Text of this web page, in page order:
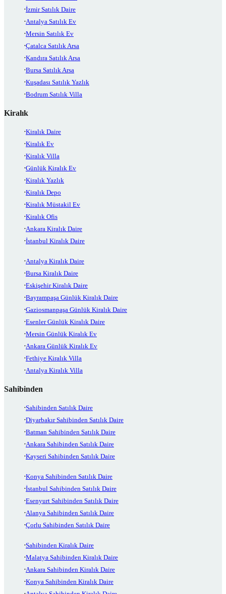
İzmir Satılık Daire
Antalya Satılık Ev
Mersin Satılık Ev
Çatalca Satılık Arsa
Kandıra Satılık Arsa
Bursa Satılık Arsa
Kuşadası Satılık Yazlık
Bodrum Satılık Villa
Kiralık
Kiralık Daire
Kiralık Ev
Kiralık Villa
Günlük Kiralık Ev
Kiralık Yazlık
Kiralık Depo
Kiralık Müstakil Ev
Kiralık Ofis
Ankara Kiralık Daire
İstanbul Kiralık Daire
Antalya Kiralık Daire
Bursa Kiralık Daire
Eskişehir Kiralık Daire
Bayrampaşa Günlük Kiralık Daire
Gaziosmanpaşa Günlük Kiralık Daire
Esenler Günlük Kiralık Daire
Mersin Günlük Kiralık Ev
Ankara Günlük Kiralık Ev
Fethiye Kiralık Villa
Antalya Kiralık Villa
Sahibinden
Sahibinden Satılık Daire
Diyarbakır Sahibinden Satılık Daire
Batman Sahibinden Satılık Daire
Ankara Sahibinden Satılık Daire
Kayseri Sahibinden Satılık Daire
Konya Sahibinden Satılık Daire
İstanbul Sahibinden Satılık Daire
Esenyurt Sahibinden Satılık Daire
Alanya Sahibinden Satılık Daire
Çorlu Sahibinden Satılık Daire
Sahibinden Kiralık Daire
Malatya Sahibinden Kiralık Daire
Ankara Sahibinden Kiralık Daire
Konya Sahibinden Kiralık Daire